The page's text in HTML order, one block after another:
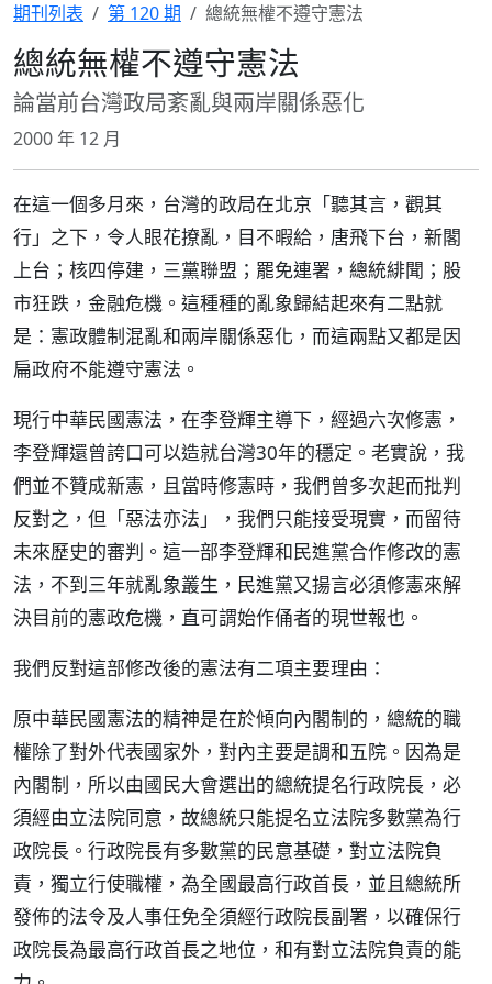
期刊列表 第 120 期 總統無權不遵守憲法
總統無權不遵守憲法
論當前台灣政局紊亂與兩岸關係惡化
2000 年 12 月
在這一個多月來，台灣的政局在北京「聽其言，觀其
行」之下，令人眼花撩亂，目不暇給，唐飛下台，新閣
上台；核四停建，三黨聯盟；罷免連署，總統緋聞；股
市狂跌，金融危機。這種種的亂象歸結起來有二點就
是：憲政體制混亂和兩岸關係惡化，而這兩點又都是因
扁政府不能遵守憲法。
現行中華民國憲法，在李登輝主導下，經過六次修憲，
李登輝還曾誇口可以造就台灣30年的穩定。老實說，我
們並不贊成新憲，且當時修憲時，我們曾多次起而批判
反對之，但「惡法亦法」，我們只能接受現實，而留待
未來歷史的審判。這一部李登輝和民進黨合作修改的憲
法，不到三年就亂象叢生，民進黨又揚言必須修憲來解
決目前的憲政危機，直可謂始作俑者的現世報也。
我們反對這部修改後的憲法有二項主要理由：
原中華民國憲法的精神是在於傾向內閣制的，總統的職
權除了對外代表國家外，對內主要是調和五院。因為是
內閣制，所以由國民大會選出的總統提名行政院長，必
須經由立法院同意，故總統只能提名立法院多數黨為行
政院長。行政院長有多數黨的民意基礎，對立法院負
責，獨立行使職權，為全國最高行政首長，並且總統所
發佈的法令及人事任免全須經行政院長副署，以確保行
政院長為最高行政首長之地位，和有對立法院負責的能